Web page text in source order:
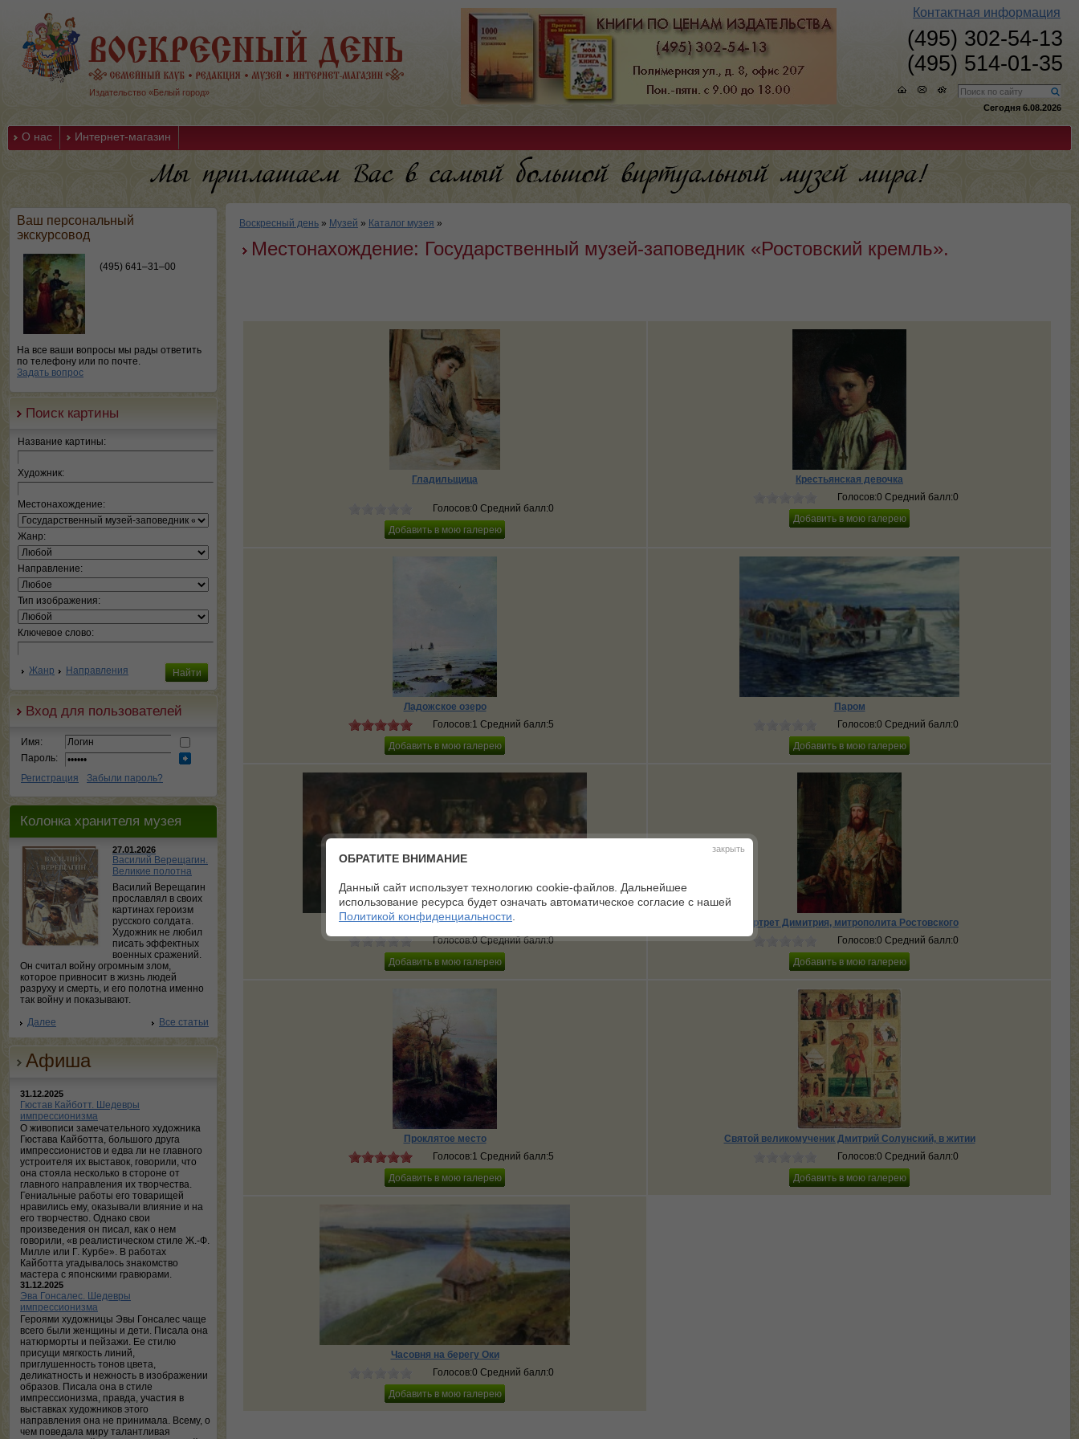
Издательство «Белый город»
Контактная информация
(495) 302-54-13
(495) 514-01-35
Сегодня 6.08.2026
О нас Интернет-магазин
Ваш персональный
экскурсовод
(495) 641–31–00
На все ваши вопросы мы рады ответить
по телефону или по почте.
Задать вопрос
Поиск картины
Название картины:
Художник:
Местонахождение:
Жанр:
Направление:
Тип изображения:
Ключевое слово:
Жанр Направления
Вход для пользователей
Имя:
Пароль:
Регистрация
Забыли пароль?
Колонка хранителя музея
27.01.2026
Василий Верещагин.
Великие полотна
Василий Верещагин
прославлял в своих
картинах героизм
русского солдата.
Художник не любил
писать эффектных
военных сражений.
Он считал войну огромным злом,
которое привносит в жизнь людей
разруху и смерть, и его полотна именно
так войну и показывают.
Далее
Все статьи
Афиша
31.12.2025
Гюстав Кайботт. Шедевры
импрессионизма
О живописи замечательного художника
Гюстава Кайботта, большого друга
импрессионистов и едва ли не главного
устроителя их выставок, говорили, что
она стояла несколько в стороне от
главного направления их творчества.
Гениальные работы его товарищей
нравились ему, оказывали влияние и на
его творчество. Однако свои
произведения он писал, как о нем
говорили, «в реалистическом стиле Ж.-Ф.
Милле или Г. Курбе». В работах
Кайботта угадывалось знакомство
мастера с японскими гравюрами.
31.12.2025
Эва Гонсалес. Шедевры
импрессионизма
Героями художницы Эвы Гонсалес чаще
всего были женщины и дети. Писала она
натюрморты и пейзажи. Ее стилю
присущи мягкость линий,
приглушенность тонов цвета,
деликатность и нежность в изображении
образов. Писала она в стиле
импрессионизма, правда, участия в
выставках художников этого
направления она не принимала. Всему, о
чем поведала миру талантливая
Воскресный день » Музей » Каталог музея »
Местонахождение: Государственный музей-заповедник «Ростовский кремль».
Гладильщица
Голосов:0 Средний балл:0
Крестьянская девочка
Голосов:0 Средний балл:0
Ладожское озеро
Голосов:1 Средний балл:5
Паром
Голосов:0 Средний балл:0
Пир богатырей у ласкового князя Владимира
Голосов:0 Средний балл:0
Портрет Димитрия, митрополита Ростовского
Голосов:0 Средний балл:0
Проклятое место
Голосов:1 Средний балл:5
Святой великомученик Дмитрий Солунский, в житии
Голосов:0 Средний балл:0
Часовня на берегу Оки
Голосов:0 Средний балл:0
закрыть
ОБРАТИТЕ ВНИМАНИЕ
Данный сайт использует технологию cookie-файлов. Дальнейшее
использование ресурса будет означать автоматическое согласие с нашей
Политикой конфиденциальности